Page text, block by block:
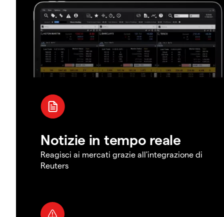
Notizie in tempo reale
Reagisci ai mercati grazie all'integrazione di
Reuters